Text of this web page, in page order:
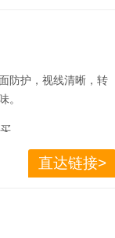
防护，视线清晰，转
。
。
直达链接>